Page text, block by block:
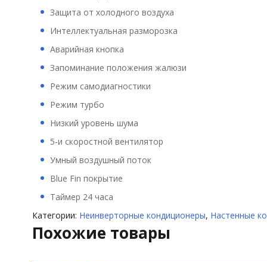
Защита от холодного воздуха
Интеллектуальная разморозка
Аварийная кнопка
Запоминание положения жалюзи
Режим самодиагностики
Режим турбо
Низкий уровень шума
5-и скоростной вентилятор
Умный воздушный поток
Blue Fin покрытие
Таймер 24 часа
Категории: Неинверторные кондиционеры, Настенные
Похожие товары